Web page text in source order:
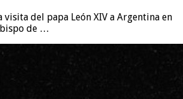
visita del papa León XIV a Argentina en
de …